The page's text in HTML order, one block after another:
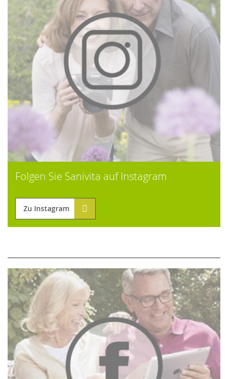
Folgen Sie Sanivita auf Instagram
Zu Instagram